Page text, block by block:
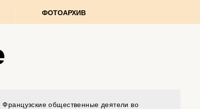
ФОТОАРХИВ
Французские общественные деятели во